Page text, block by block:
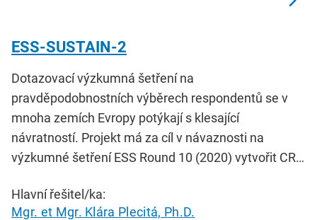
ESS-SUSTAIN-2
Dotazovací výzkumná šetření na
pravděpodobnostních výběrech respondentů se v
mnoha zemích Evropy potýkají s klesající
návratností. Projekt má za cíl v návaznosti na
výzkumné šetření ESS Round 10 (2020) vytvořit CR…
Hlavní řešitel/ka:
Mgr. et Mgr. Klára Plecitá, Ph.D.